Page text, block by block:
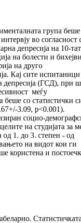
група беше
во согласност
де­пре­сија на 10-
на болести и
на дру­го
Кај сите испитаници
депресија (ГСД), при
меѓу
беше со статистички
3.09, p<0.001).
социо-
на студијата за
1. до 3. степен - од
на видот кои ги
ко­ристена и